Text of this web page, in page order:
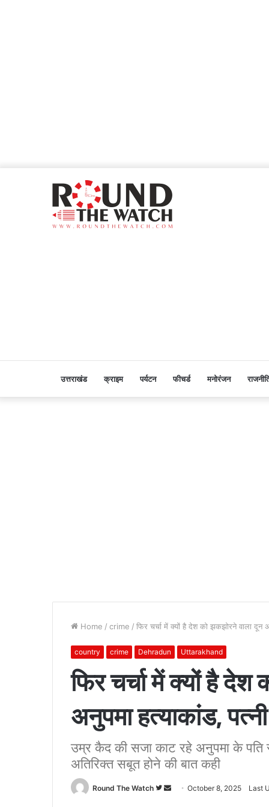
उत्तराखंड क्राइम पर्यटन फीचर्ड मनोरंजन
Home / crime / फिर चर्चा में क्यों है देश को झकझोरने वाला
country crime Dehradun Uttarakhand
फिर चर्चा में क्यों है
अनुपमा हत्याकांड,
उम्र कैद की सजा काट रहे अनुपमा के पति
अतिरिक्त सबूत होने की बात कही
Round The Watch
Follow
SendOctober 8, 2025 Last